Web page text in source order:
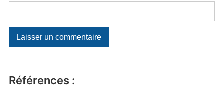
Références :